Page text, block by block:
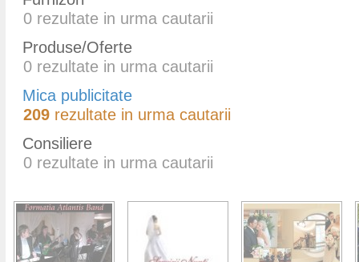
0 rezultate in urma cautarii
Produse/Oferte
0 rezultate in urma cautarii
Mica publicitate
209 rezultate in urma cautarii
Consiliere
0 rezultate in urma cautarii